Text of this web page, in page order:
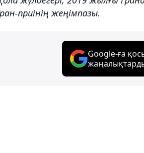
приінің жеңімпазы.
Google-ға